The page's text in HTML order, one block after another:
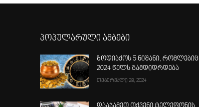
პოპულარული ამბები
ზოდიაქოს 5 ნიშანი, რომლებიც
2024 წელს გამდიდრდება
თებერვალი 28, 2024